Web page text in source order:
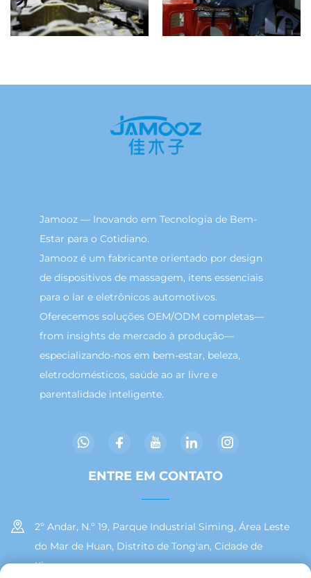
Jamooz — Inovando em Tecnologia de Bem-
Estar para o Cotidiano.
Jamooz é um fabricante orientado por design
de dispositivos de massagem, itens essenciais
para o lar e eletrônicos automotivos.
Oferecemos soluções OEM/ODM completas—
from insights de mercado à produção—
especializando-nos em bem-estar, beleza,
eletrodomésticos, saúde ao ar livre e
parentalidade inteligente.
ENTRE EM CONTATO
2º Andar, N.º 19, Parque Industrial Siming, Área Leste
do Mar de Huan, Distrito de Tong'an, Cidade de
Xiamen